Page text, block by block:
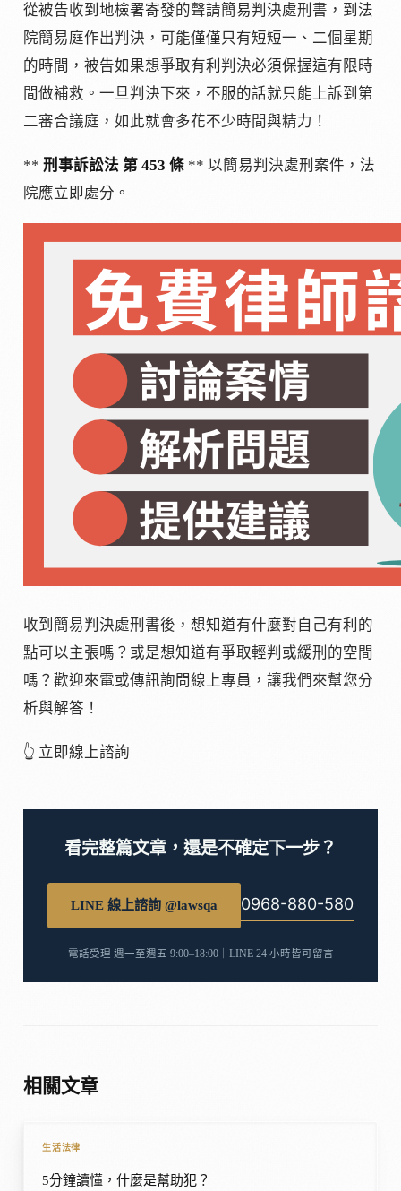
從被告收到地檢署寄發的聲請簡易判決處刑書，到法
院簡易庭作出判決，可能僅僅只有短短一、二個星期
的時間，被告如果想爭取有利判決必須保握這有限時
間做補救。一旦判決下來，不服的話就只能上訴到第
二審合議庭，如此就會多花不少時間與精力！
** 刑事訴訟法 第 453 條 ** 以簡易判決處刑案件，法
院應立即處分。
收到簡易判決處刑書後，想知道有什麼對自己有利的
點可以主張嗎？或是想知道有爭取輕判或緩刑的空間
嗎？歡迎來電或傳訊詢問線上專員，讓我們來幫您分
析與解答！
👆 立即線上諮詢
看完整篇文章，還是不確定下一步？
LINE 線上諮詢 @lawsqa 0968-880-580
電話受理 週一至週五 9:00–18:00｜LINE 24 小時皆可留言
相關文章
生活法律
5分鐘讀懂，什麼是幫助犯？